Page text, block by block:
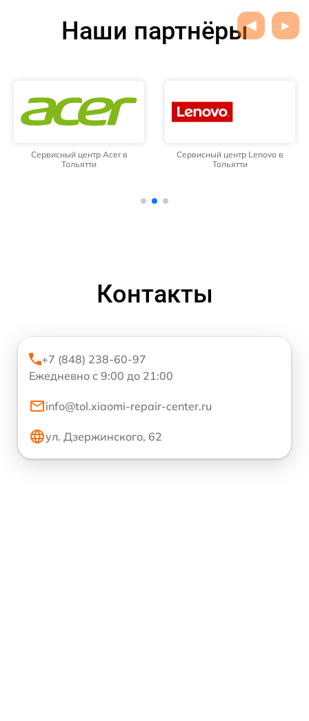
Наши партнёры
Сервисный центр Acer в
Тольятти
Сервисный центр Lenovo в
Тольятти
Контакты
+7 (848) 238-60-97
Ежедневно с 9:00 до 21:00
info@tol.xiaomi-repair-center.ru
ул. Дзержинского, 62